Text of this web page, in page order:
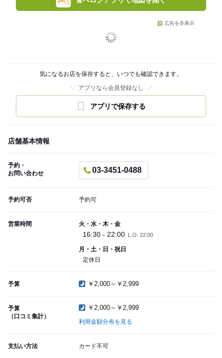
広告を非表示
気になるお店を保存すると、いつでも確認できます。
アプリなら会員登録なし
アプリで保存する
店舗基本情報
予約・
お問い合わせ
03-3451-0488
予約可否 予約可
営業時間 火・水・木・金
16:30 - 22:00 L.O. 22:00
月・土・日・祝日
定休日
予算 ￥2,000～￥2,999
予算
（口コミ集計）
￥2,000～￥2,999
利用金額分布を見る
支払い方法 カード不可